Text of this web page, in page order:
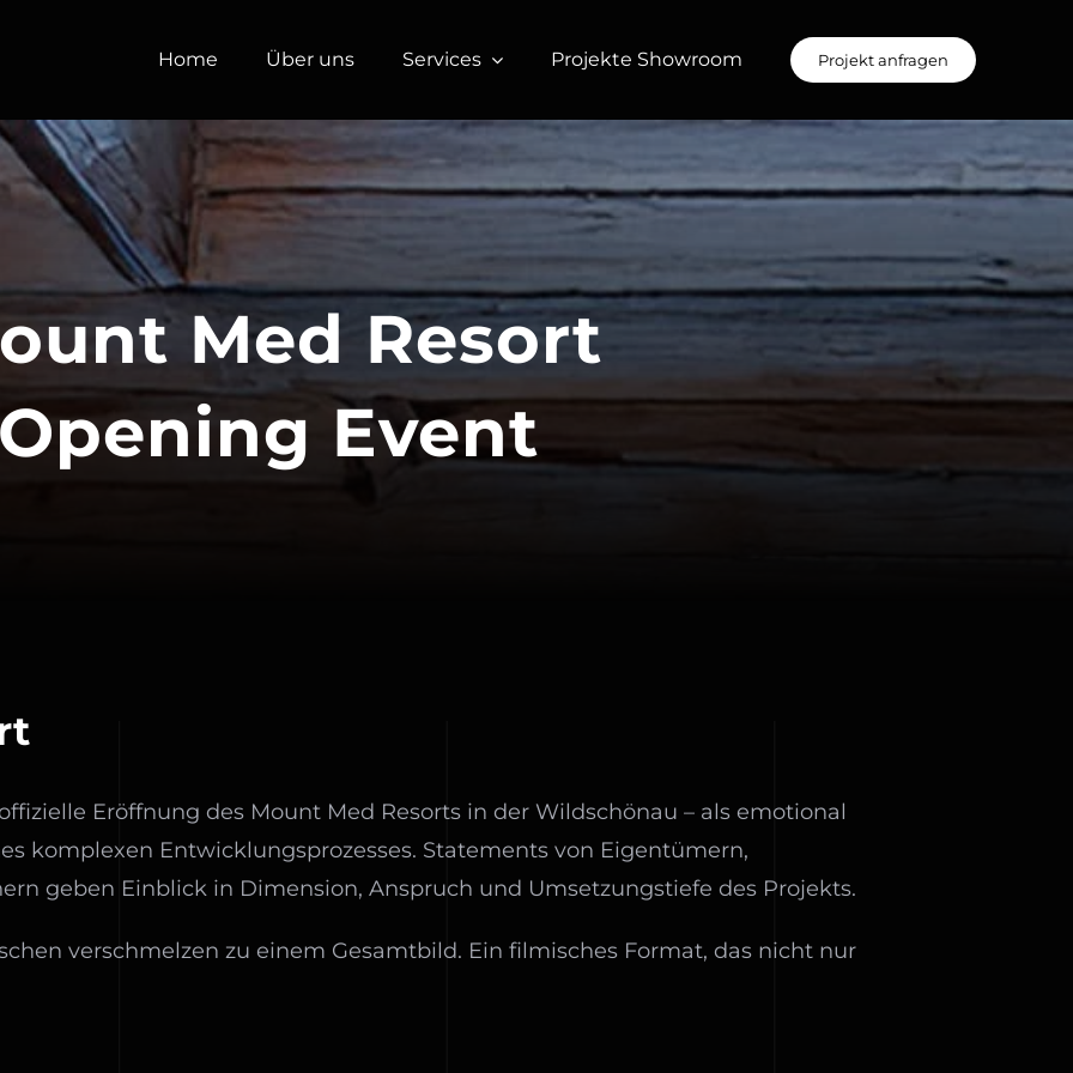
Home Über uns Services Projekte Showroom Projekt anfragen
Med Resort
Opening Event
Eröffnung des Mount Med Resorts in der Wildschönau – als emotional
komplexen Entwicklungsprozesses. Statements von Eigentümern,
geben Einblick in Dimension, Anspruch und Umsetzungstiefe des Projekts.
verschmelzen zu einem Gesamtbild. Ein filmisches Format, das nicht nur